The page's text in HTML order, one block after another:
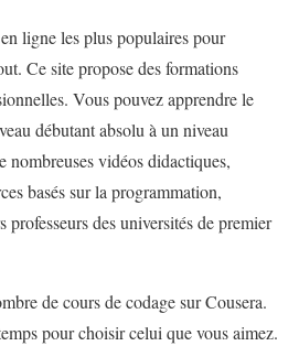
ligne les plus populaires pour
Ce site propose des formations
Vous pouvez apprendre le
débutant absolu à un niveau
nombreuses vidéos didactiques,
basés sur la programmation,
professeurs des universités de premier
de cours de codage sur Cousera.
pour choisir celui que vous aimez.